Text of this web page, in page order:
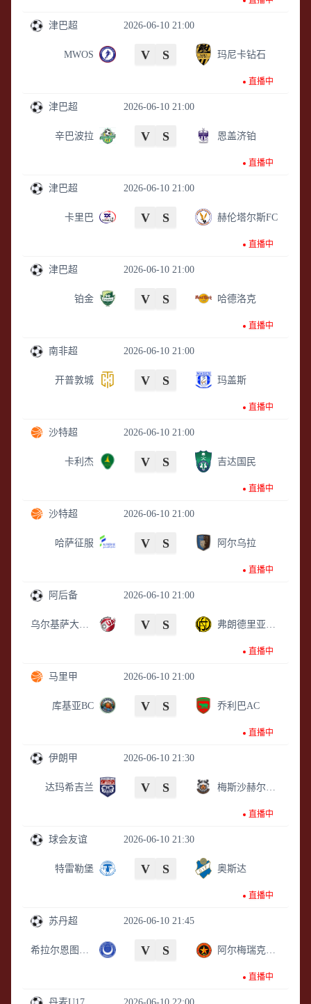
2026-06-10 21:00
津巴超
MWOS V S 玛尼卡钻石
直播中
2026-06-10 21:00
津巴超
辛巴波拉 V S 恩盖济铂
直播中
2026-06-10 21:00
津巴超
卡里巴 V S 赫伦塔尔斯FC
直播中
2026-06-10 21:00
津巴超
铂金 V S 哈德洛克
直播中
2026-06-10 21:00
南非超
开普敦城 V S 玛盖斯
直播中
2026-06-10 21:00
沙特超
卡利杰 V S 吉达国民
直播中
2026-06-10 21:00
沙特超
哈萨征服 V S 阿尔乌拉
直播中
2026-06-10 21:00
阿后备
V S
直播中
2026-06-10 21:00
马里甲
库基亚BC V S 乔利巴AC
直播中
2026-06-10 21:30
伊朗甲
达玛希吉兰 V S
直播中
2026-06-10 21:30
球会友谊
特雷勒堡 V S 奥斯达
直播中
2026-06-10 21:45
苏丹超
V S
直播中